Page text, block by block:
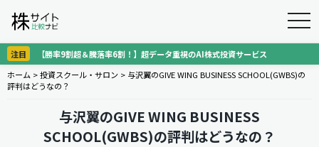
注目
【勝率9割超＆騰落率6割！】超データ重視のAI株式投資サービス
ホーム >投資スクール・サロン > 与沢翼のGIVE WING BUSINESS SCHOOL(GWBS)の
評判はどうなの？
与沢翼のGIVE WING BUSINESS
SCHOOL(GWBS)の評判はどうなの？